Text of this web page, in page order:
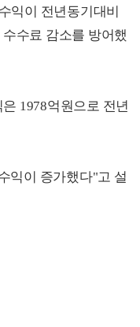
익이 전년동기대비
수료 감소를 방어했
1978억원으로 전년
익이 증가했다"고 설